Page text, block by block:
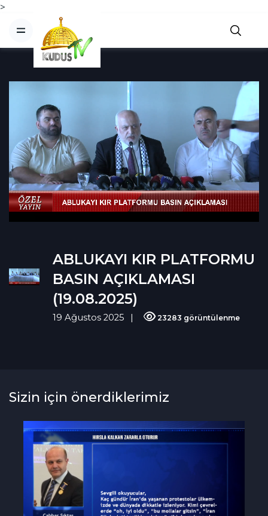
>
ABLUKAYI KIR PLATFORMU
BASIN AÇIKLAMASI
(19.08.2025)
19 Ağustos 2025 23283 görüntülenme
Sizin için önerdiklerimiz